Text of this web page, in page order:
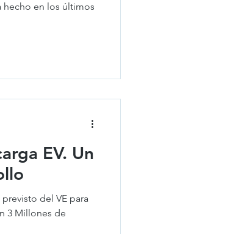
hecho en los últimos
EV. Un
del VE para
3 Millones de